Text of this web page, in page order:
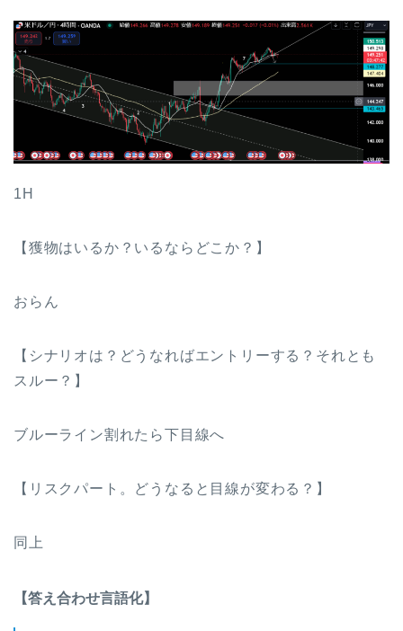
1H
【獲物はいるか？いるならどこか？】
おらん
【シナリオは？どうなればエントリーする？それとも
スルー？】
ブルーライン割れたら下目線へ
【リスクパート。どうなると目線が変わる？】
同上
【答え合わせ言語化】